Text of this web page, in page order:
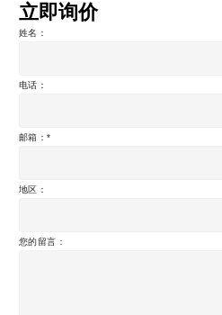
立即询价
姓名：
电话：
邮箱：
地区：
您的留言：